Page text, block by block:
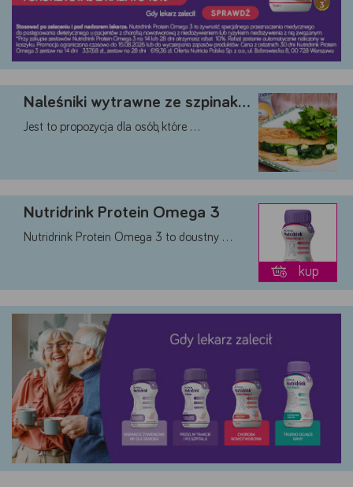
Naleśniki wytrawne ze szpinakiem
Jest to propozycja dla osób, które …
Nutridrink Protein Omega 3
Nutridrink Protein Omega 3 to doustny …
kup
YouTube
Akceptuję
wszystkie
Zapisuję moje
wybory
Odrzucam wszystkie
dobrowolne